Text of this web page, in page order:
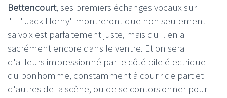
Bettencourt, ses premiers échanges vocaux sur
"Lil' Jack Horny" montreront que non seulement
sa voix est parfaitement juste, mais qu'il en a
sacrément encore dans le ventre. Et on sera
d'ailleurs impressionné par le côté pile électrique
du bonhomme, constamment à courir de part et
d'autres de la scène, ou de se contorsionner pour